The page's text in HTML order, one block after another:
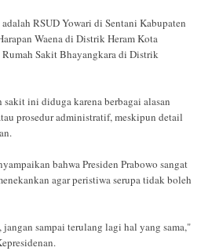
RSUD Yowari di Sentani Kabupaten
Waena di Distrik Heram Kota
Rumah Sakit Bhayangkara di Distrik
sakit ini diduga karena berbagai alasan
prosedur administratif, meskipun detail
bahwa Presiden Prabowo sangat
agar peristiwa serupa tidak boleh
jangan sampai terulang lagi hal yang sama,"